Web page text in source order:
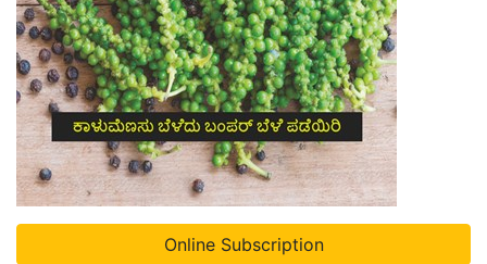
Online Subscription